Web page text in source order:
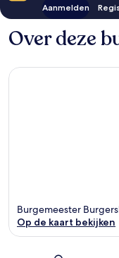
Aanmelden
Over deze
Burgemeester
Op de kaart bekijken